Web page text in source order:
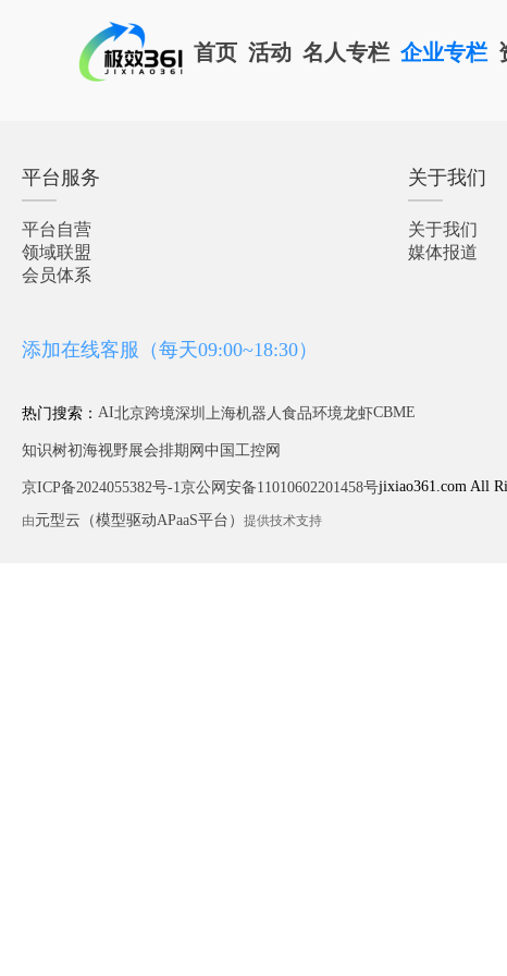
首页 活动 名人专栏 企业专栏
平台服务
平台自营
领域联盟
会员体系
关于我们
关于我们
媒体报道
添加在线客服（每天09:00~18:30）
热门搜索： AI北京跨境深圳 上海机器人食品环境龙虾CBME
知识树初海视野展会排期网 中国工控网
京ICP备2024055382号-1京公网安备11010602201458号jixiao361.com All
由元型云（模型驱动APaaS平台） 提供技术支持